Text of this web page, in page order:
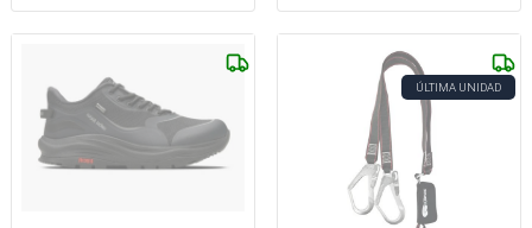
ÚLTIMA UNIDAD